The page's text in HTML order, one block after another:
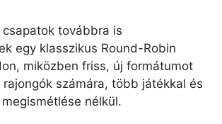
továbbra is
egy klasszikus Round-Robin
miközben friss, új formátumot
számára, több játékkal és
nélkül.